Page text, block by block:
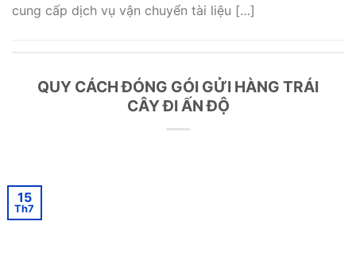
cung cấp dịch vụ vận chuyển tài liệu […]
QUY CÁCH ĐÓNG GÓI GỬI HÀNG TRÁI
CÂY ĐI ẤN ĐỘ
15
Th7